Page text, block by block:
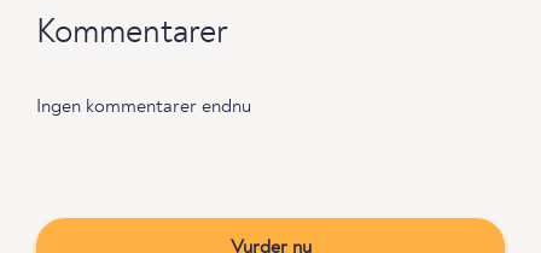
Kommentarer
Ingen kommentarer endnu
Vurder nu